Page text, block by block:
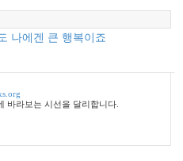
나에겐 큰 행복이죠
바라보는 시선을 달리합니다.